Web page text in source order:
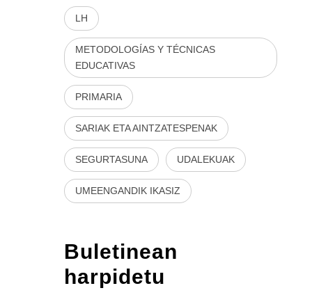
LH
METODOLOGÍAS Y TÉCNICAS
EDUCATIVAS
PRIMARIA
SARIAK ETA AINTZATESPENAK
SEGURTASUNA UDALEKUAK
UMEENGANDIK IKASIZ
Buletinean
harpidetu